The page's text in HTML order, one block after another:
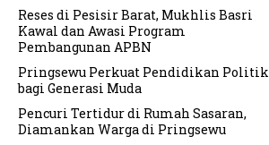
Reses di Pesisir Barat, Mukhlis Basri
Kawal dan Awasi Program
Pembangunan APBN
Pringsewu Perkuat Pendidikan Politik
bagi Generasi Muda
Pencuri Tertidur di Rumah Sasaran,
Diamankan Warga di Pringsewu